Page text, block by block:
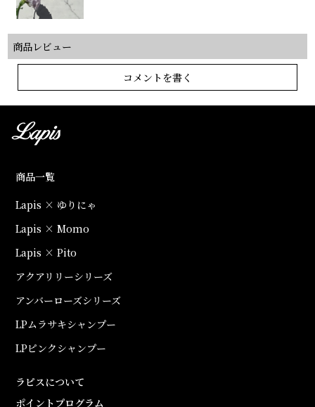
商品レビュー
コメントを書く
商品一覧
Lapis × ゆりにゃ
Lapis × Momo
Lapis × Pito
アクアリリーシリーズ
アンバーローズシリーズ
LPムラサキシャンプー
LPピンクシャンプー
ラピスについて
ポイントプログラム